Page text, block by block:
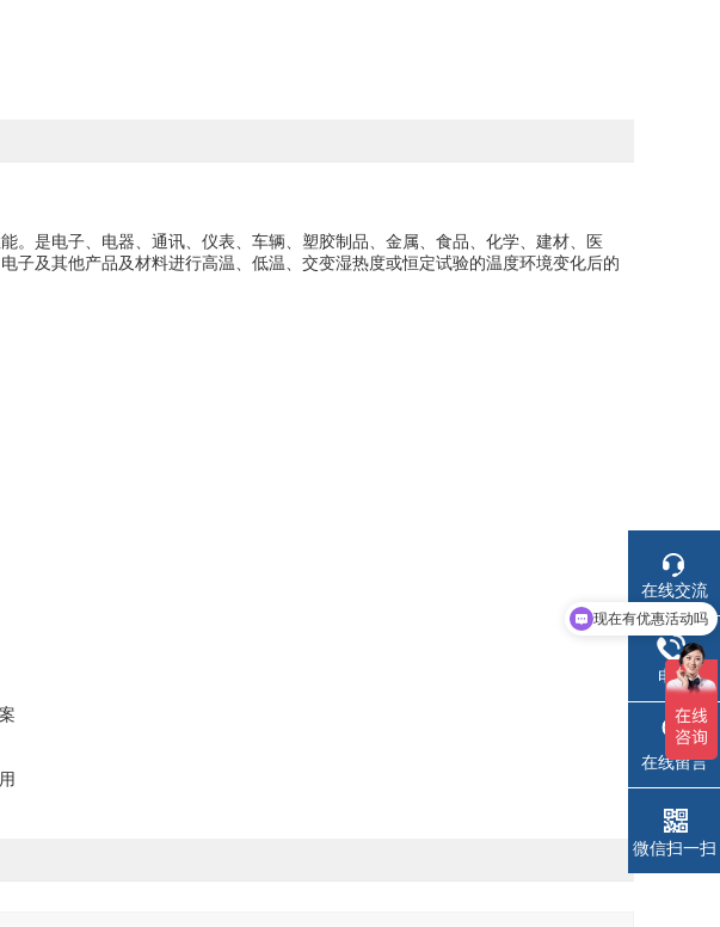
是电子、电器、通讯、仪表、车辆、塑胶制品、金属、食品、化学、建材、医
子及其他产品及材料进行高温、低温、交变湿热度或恒定试验的温度环境变化后的
在线交流
电话
在线留言
微信扫一扫
现在有优惠活动吗